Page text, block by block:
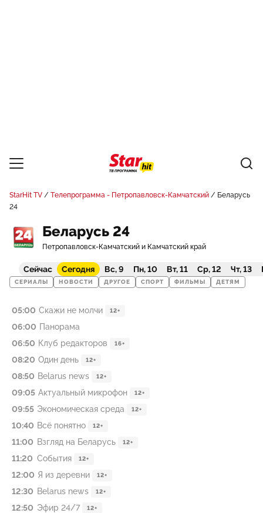
StarHit TV Телепрограмма - Петропавловск-Камчатский
Беларусь
24
Беларусь 24
Петропавловск-Камчатский и Камчатский край
Сейчас Сегодня Вс, 9 Пн, 10 Вт, 11 Ср, 12 Чт, 13
СЕРИАЛЫ НОВОСТИ ДРУГОЕ СПОРТ ФИЛЬМЫ ДЕТЯМ
05:00 Скажи не молчи 12+
06:00 Панорама
06:50 Клуб редакторов 16+
08:20 Один день 12+
08:50 Belarus news 12+
09:05 Актуальный микрофон 12+
09:55 Экономическая среда 12+
10:40 Всё понятно 12+
11:00 Взгляд на Беларусь 12+
11:20 События 12+
12:00 Я из деревни 12+
12:30 Belarus news 12+
12:50 Эфир 24/7 12+